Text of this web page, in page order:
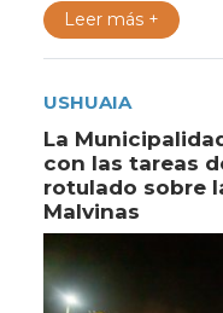
Leer más +
USHUAIA
La
con las tareas
rotulado sobre
Malvinas